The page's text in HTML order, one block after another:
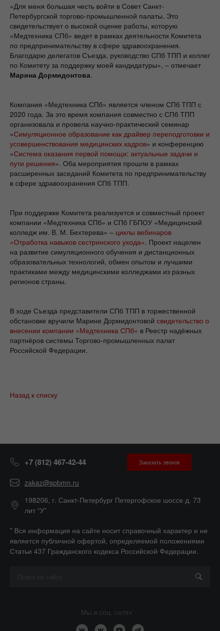
«Для меня большая честь войти в Совет Санкт-
Петербургской торгово-промышленной палаты. Это
свидетельствует о высокой оценке работы, которую
«Медтехника СПб» ведет в рамках деятельности Комитета
по предпринимательству в сфере здравоохранения.
Благодарю делегатов Съезда, руководство СПб ТПП и коллег
по Комитету за поддержку моей кандидатуры», – отмечает
Марина Дормидонтова.
Компания «Медтехника СПб» является членом СПб ТПП с
2020 года. За это время компания совместно с СПб ТПП
организовала и провела научно-практический семинар
«Симуляционное образование как драйвер переподготовки и
усовершенствования медицинских кадров» и конференцию
«Система оказания первой помощи: актуальные задачи и
пути решения». Оба мероприятия прошли в рамках
расширенных заседаний Комитета по предпринимательству
в сфере здравоохранения СПб ТПП.
При поддержке Комитета реализуется и совместный проект
компании «Медтехника СПб» и СПб ГБПОУ «Медицинский
колледж им. В. М. Бехтерева» – циклы вебинаров
«Отработка навыков сестринского ухода». Проект нацелен
на развитие симуляционного обучения и дистанционных
образовательных технологий, обмен опытом и лучшими
практиками между медицинскими колледжами из разных
регионов страны.
В ходе Съезда представители СПб ТПП в торжественной
обстановке вручили Марине Дормидонтовой свидетельство о
внесении компании «Медтехника СПб» в Реестр надёжных
партнёров системы Торгово-промышленных палат
Российской Федерации.
Назад к списку
+7 (812) 467-42-44 Заказать звонок
zakaz@spbmn.ru
198206, г. Санкт-Петербург Петергофское шоссе д. 73
лит “У”
* Вся информация на сайте носит справочный характер и не
является публичной офертой, определяемой положениями
Статьи 437 Гражданского кодекса Российской Федерации.
Мы в соц. сетях